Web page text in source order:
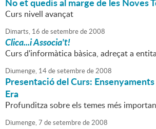
No et quedis al marge de les Noves
Curs nivell avançat
Dimarts, 16 desetembrede2008
Clica...i Associa't!
Curs d'informàtica bàsica, adreçat a
Diumenge, 14desetembrede2008
Presentació del Curs:
Era
Profunditza sobre els temes més
Diumenge,7 desetembrede2008